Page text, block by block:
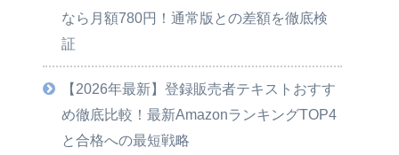
なら月額780円！通常版との差額を徹底検
証
【2026年最新】登録販売者テキストおすす
め徹底比較！最新AmazonランキングTOP4
と合格への最短戦略